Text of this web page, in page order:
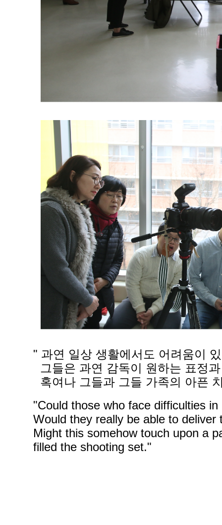
" 과연 일상 생활에서도 어려움이
그들은 과연 감독이 원하는 표정
혹여나 그들과 그들 가족의 아픈
"Could those who face difficulties
Would they really be able to
Might this somehow touch upon a
filled the shooting set."